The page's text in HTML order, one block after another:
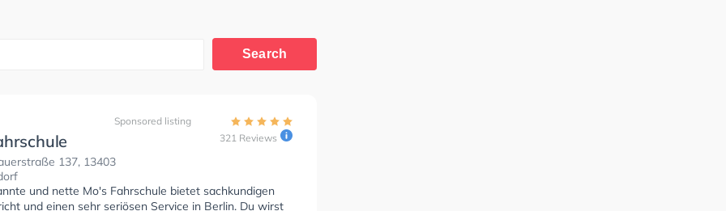
Search
137, 13403
Sponsored listing
321 Reviews
und nette Mo's Fahrschule bietet sachkundigen
und einen sehr seriösen Service in Berlin. Du wirst